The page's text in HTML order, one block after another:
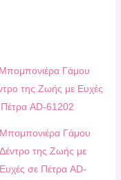
Μπομπονιέρα Γάμου
Δέντρο της Ζωής με
Ευχές σε Πέτρα AD-